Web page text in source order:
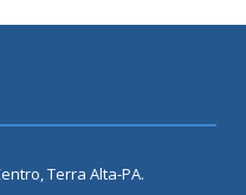
Terra Alta-PA.